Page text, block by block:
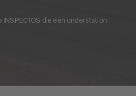
die een onderstation